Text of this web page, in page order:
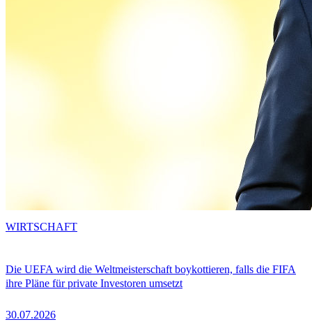
Die UEFA wird die Weltmeisterschaft boykottieren, falls die FIFA
ihre Pläne für private Investoren umsetzt
30.07.2026
WIRTSCHAFT